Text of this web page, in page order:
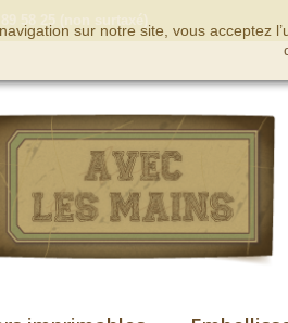
sur notre site, vous acceptez